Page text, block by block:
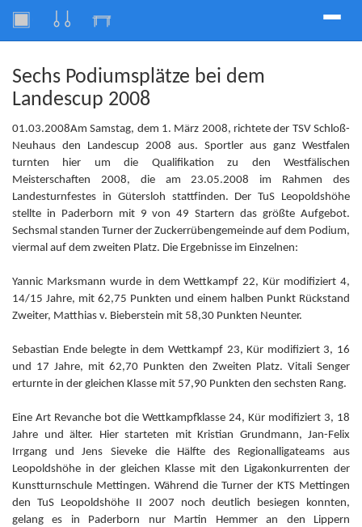
Toggle
Sechs Podiumsplätze bei dem
Landescup 2008
01.03.2008Am Samstag, dem 1. März 2008, richtete der TSV Schloß-
Neuhaus den Landescup 2008 aus. Sportler aus ganz Westfalen
turnten hier um die Qualifikation zu den Westfälischen
Meisterschaften 2008, die am 23.05.2008 im Rahmen des
Landesturnfestes in Gütersloh stattfinden. Der TuS Leopoldshöhe
stellte in Paderborn mit 9 von 49 Startern das größte Aufgebot.
Sechsmal standen Turner der Zuckerrübengemeinde auf dem Podium,
viermal auf dem zweiten Platz. Die Ergebnisse im Einzelnen:
Yannic Marksmann wurde in dem Wettkampf 22, Kür modifiziert 4,
14/15 Jahre, mit 62,75 Punkten und einem halben Punkt Rückstand
Zweiter, Matthias v. Bieberstein mit 58,30 Punkten Neunter.
Sebastian Ende belegte in dem Wettkampf 23, Kür modifiziert 3, 16
und 17 Jahre, mit 62,70 Punkten den Zweiten Platz. Vitali Senger
erturnte in der gleichen Klasse mit 57,90 Punkten den sechsten Rang.
Eine Art Revanche bot die Wettkampfklasse 24, Kür modifiziert 3, 18
Jahre und älter. Hier starteten mit Kristian Grundmann, Jan-Felix
Irrgang und Jens Sieveke die Hälfte des Regionalligateams aus
Leopoldshöhe in der gleichen Klasse mit den Ligakonkurrenten der
Kunstturnschule Mettingen. Während die Turner der KTS Mettingen
den TuS Leopoldshöhe II 2007 noch deutlich besiegen konnten,
gelang es in Paderborn nur Martin Hemmer an den Lippern